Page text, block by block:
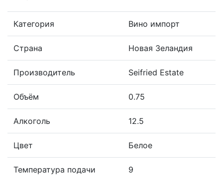
Категория Вино импорт
Страна Новая Зеландия
Производитель Seifried Estate
Объём 0.75
Алкоголь 12.5
Цвет Белое
Температура подачи 9